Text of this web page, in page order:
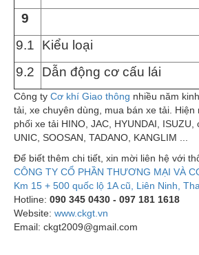
9
9.1 Kiểu loại
9.2 Dẫn động cơ cấu lái
Công ty Cơ khí Giao thông nhiều năm
tải, xe chuyên dùng, mua bán xe tải. Hiện
phối xe tải HINO, JAC, HYUNDAI,
UNIC, SOOSAN, TADANO, KANGLIM ...
Để biết thêm chi tiết, xin mời liên hệ với
CÔNG TY CỔ PHẦN THƯƠNG MẠI VÀ
Km 15 + 500 quốc lộ 1A cũ, Liên Ninh,
Hotline: 090 345 0430 - 097 181 1618
Website: www.ckgt.vn
Email: ckgt2009@gmail.com